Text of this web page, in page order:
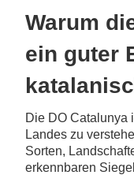
Warum
ein guter
Die DO Catalunya
Landes zu
Sorten,
erkennbaren